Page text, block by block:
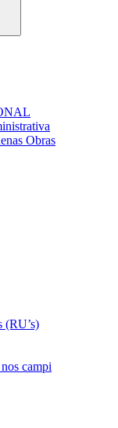
Obras
(RU’s)
campi